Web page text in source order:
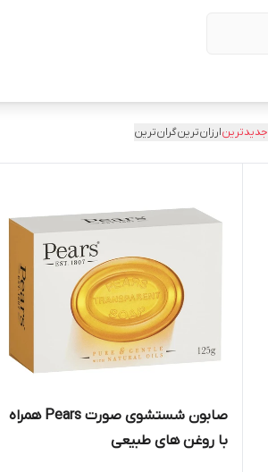
جدیدترینارزان‌ترینگران‌ترین
صابون شستشوی صورت Pears همراه
با روغن های طبیعی